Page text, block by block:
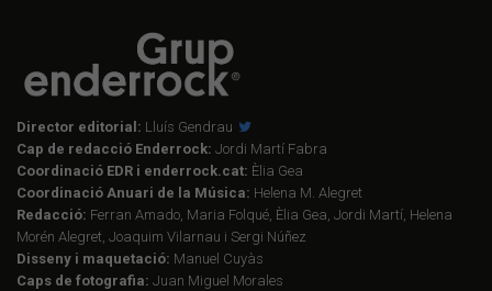
Director editorial: Lluís Gendrau
Cap de redacció Enderrock: Jordi Martí Fabra
Coordinació EDR i enderrock.cat: Èlia Gea
Coordinació Anuari de la Música: Helena M. Alegret
Redacció: Ferran Amado, Maria Folqué, Èlia Gea, Jordi Martí, Helena
Morén Alegret, Joaquim Vilarnau i Sergi Núñez
Disseny i maquetació: Manuel Cuyàs
Caps de fotografia: Juan Miguel Morales